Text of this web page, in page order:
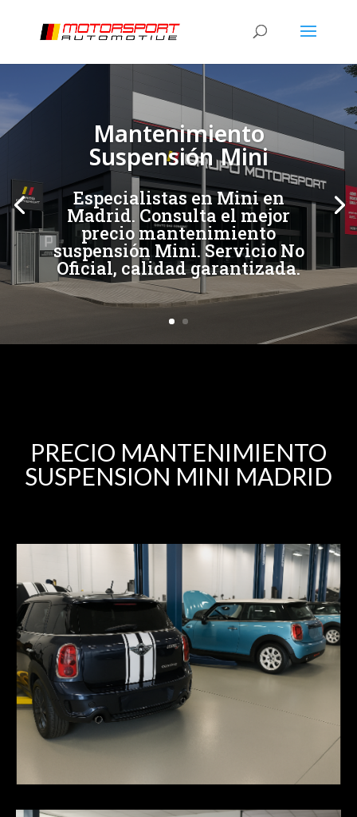
Mantenimiento
Suspensión Mini
Especialistas en Mini en
Madrid. Consulta el mejor
precio mantenimiento
suspensión Mini. Servicio No
Oficial, calidad garantizada.
[/et_pb_slide]
PRECIO MANTENIMIENTO
SUSPENSION MINI MADRID